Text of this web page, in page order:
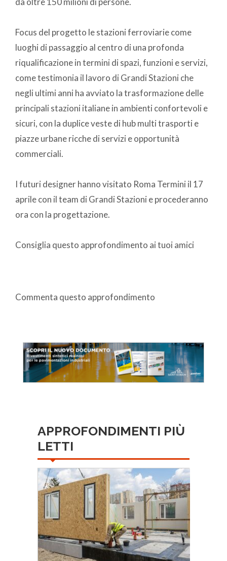
Focus del progetto le stazioni ferroviarie come
luoghi di passaggio al centro di una profonda
riqualificazione in termini di spazi, funzioni e servizi,
come testimonia il lavoro di Grandi Stazioni che
negli ultimi anni ha avviato la trasformazione delle
principali stazioni italiane in ambienti confortevoli e
sicuri, con la duplice veste di hub multi trasporti e
piazze urbane ricche di servizi e opportunità
commerciali.
I futuri designer hanno visitato Roma Termini il 17
aprile con il team di Grandi Stazioni e procederanno
ora con la progettazione.
Consiglia questo approfondimento ai tuoi amici
Commenta questo approfondimento
APPROFONDIMENTI PIÙ
LETTI